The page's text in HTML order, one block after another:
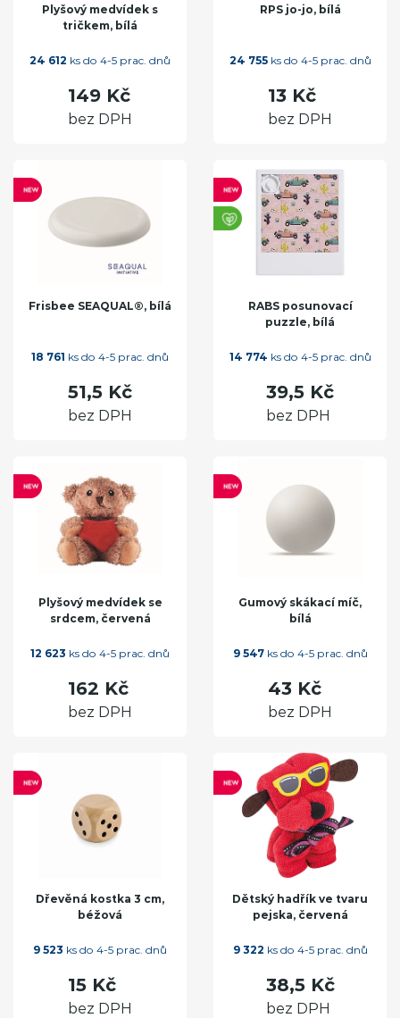
Plyšový medvídek s
tričkem, bílá
24 612 ks do 4-5 prac. dnů
149 Kč
bez DPH
RPS jo-jo, bílá
24 755ks do 4-5 prac. dnů
13 Kč
bez DPH
Frisbee SEAQUAL®, bílá
18 761 ks do 4-5 prac. dnů
51,5 Kč
bez DPH
RABS posunovací
puzzle, bílá
14 774 ks do 4-5 prac. dnů
39,5 Kč
bez DPH
Plyšový medvídek se
srdcem, červená
12 623 ks do 4-5 prac. dnů
162 Kč
bez DPH
Gumový skákací míč,
bílá
9 547ks do 4-5 prac. dnů
43 Kč
bez DPH
Dřevěná kostka 3 cm,
béžová
9 523 ks do 4-5 prac. dnů
15 Kč
bez DPH
Dětský hadřík ve tvaru
pejska, červená
9 322 ks do 4-5 prac. dnů
38,5 Kč
bez DPH